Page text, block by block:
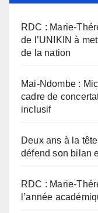
RDC : Marie-
de l’UNIKIN à
de la nation
Mai-Ndombe :
cadre de
inclusif
Deux ans à la
défend son bilan
RDC : Marie-
l’année